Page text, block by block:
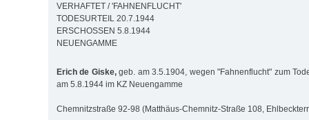
VERHAFTET / 'FAHNENFLUCHT'
TODESURTEIL 20.7.1944
ERSCHOSSEN 5.8.1944
NEUENGAMME
Erich de Giske,geb. am 3.5.1904, wegen "Fahnenflucht" zum
am 5.8.1944 im KZ Neuengamme
Chemnitzstraße 92-98 (Matthäus-Chemnitz-Straße 108,